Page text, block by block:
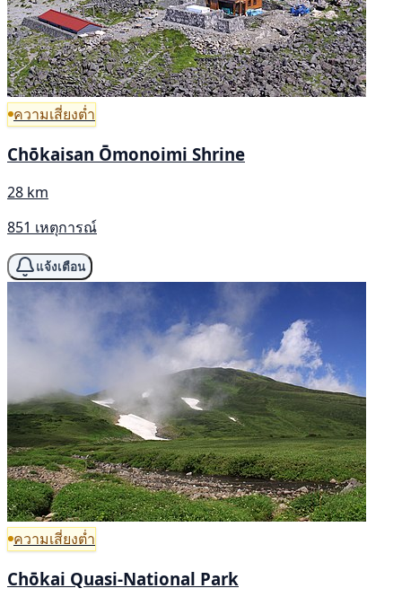
ความเสี่ยงต่ำ
Chōkaisan Ōmonoimi Shrine
28 km
851 เหตุการณ์
แจ้งเตือน
ความเสี่ยงต่ำ
Chōkai Quasi-National Park